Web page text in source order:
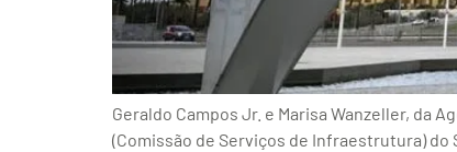
Geraldo Campos Jr. e Marisa Wanzeller, da
(Comissão de Serviços de Infraestrutura) do